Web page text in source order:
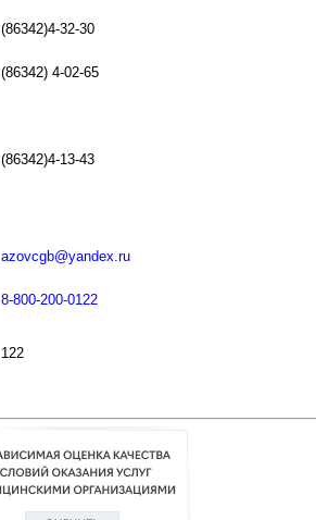
(86342)4-32-30
(86342) 4-02-65
(86342)4-13-43
azovcgb@yandex.ru
8-800-200-0122
122